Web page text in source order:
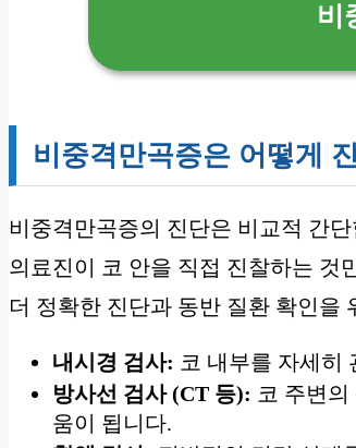
비
비중격만곡증은 어떻게
비중격만곡증의 진단은 비교적 간
의료진이 코 안을 직접 진찰하는 것
더 정확한 진단과 동반 질환 확인을
내시경 검사: 코 내부를 자세히
방사선 검사 (CT 등): 코 주변
움이 됩니다.